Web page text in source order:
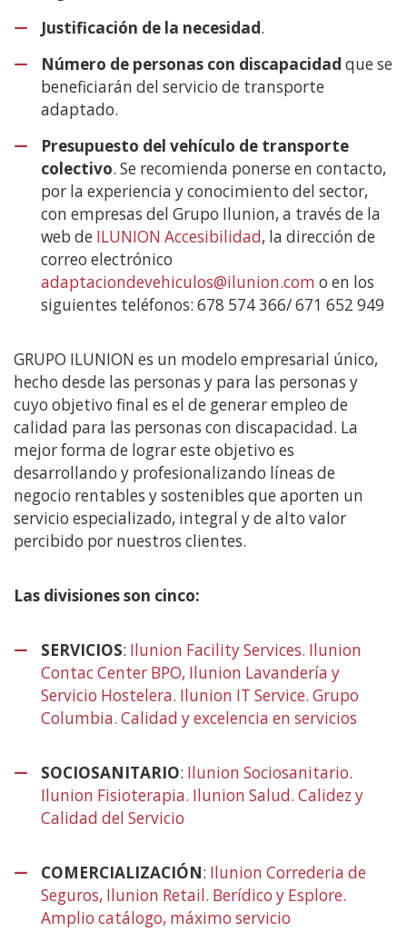
Justificación de la necesidad.
Número de personas con discapacidad que se
beneficiarán del servicio de transporte
adaptado.
Presupuesto del vehículo de transporte
colectivo. Se recomienda ponerse en contacto,
por la experiencia y conocimiento del sector,
con empresas del Grupo Ilunion, a través de la
web de ILUNION Accesibilidad, la dirección de
correo electrónico
adaptaciondevehiculos@ilunion.com o en los
siguientes teléfonos: 678 574 366/ 671 652 949
GRUPO ILUNION es un modelo empresarial único,
hecho desde las personas y para las personas y
cuyo objetivo final es el de generar empleo de
calidad para las personas con discapacidad. La
mejor forma de lograr este objetivo es
desarrollando y profesionalizando líneas de
negocio rentables y sostenibles que aporten un
servicio especializado, integral y de alto valor
percibido por nuestros clientes.
Las divisiones son cinco:
SERVICIOS: Ilunion Facility Services. Ilunion
Contac Center BPO, Ilunion Lavandería y
Servicio Hostelera. Ilunion IT Service. Grupo
Columbia. Calidad y excelencia en servicios
SOCIOSANITARIO: Ilunion Sociosanitario.
Ilunion Fisioterapia. Ilunion Salud. Calidez y
Calidad del Servicio
nueva
ventana)
COMERCIALIZACIÓN: Ilunion Correderia de
Seguros, Ilunion Retail. Berídico y Esplore.
Amplio catálogo, máximo servicio